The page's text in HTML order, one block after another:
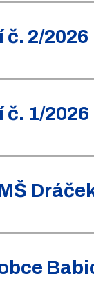
2/2026
1/2026